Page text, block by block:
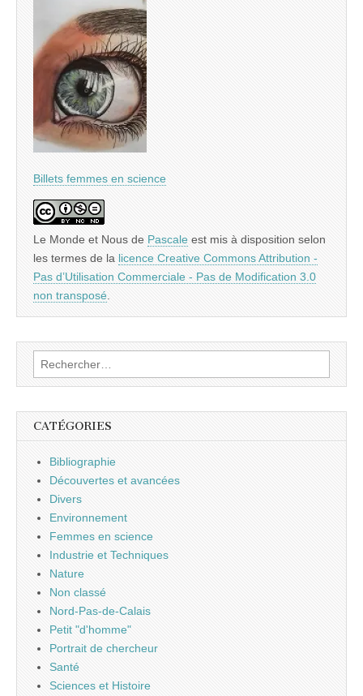
Billets femmes en science
Le Monde et Nous de Pascale est mis à disposition selon
les termes de la licence Creative Commons Attribution -
Pas d’Utilisation Commerciale - Pas de Modification 3.0
non transposé
Rechercher :
CATÉGORIES
Bibliographie
Découvertes et avancées
Divers
Environnement
Femmes en science
Industrie et Techniques
Nature
Non classé
Nord-Pas-de-Calais
Petit "d'homme"
Portrait de chercheur
Santé
Sciences et Histoire